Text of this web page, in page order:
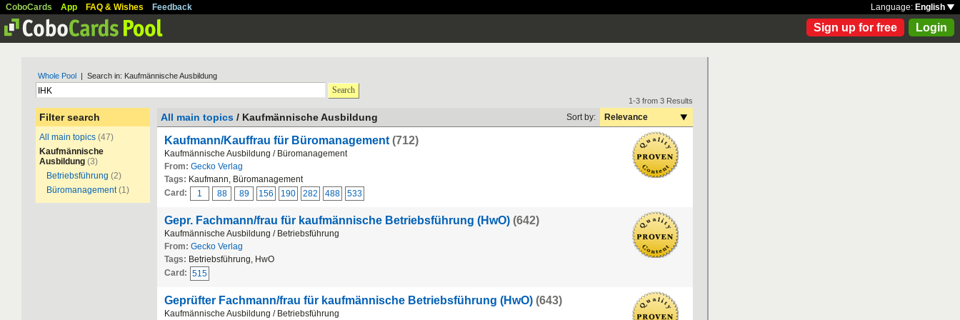
CoboCards App FAQ & Wishes Feedback Language: English
Sign up for free Login
Whole Pool | Search in: Kaufmännische Ausbildung
Search
Filter search
All main topics (47)
Kaufmännische
Ausbildung (3)
Betriebsführung (2)
Büromanagement (1)
1-3 from 3 Results
All main topics / Kaufmännische Ausbildung Sort by: Relevance
Kaufmann/Kauffrau für Büromanagement (712)
Kaufmännische Ausbildung / Büromanagement
From: Gecko Verlag
Tags: Kaufmann, Büromanagement
Card:
1 88 89 156 190 282 488 533
Gepr. Fachmann/frau für kaufmännische Betriebsführung (HwO) (642)
Kaufmännische Ausbildung / Betriebsführung
From: Gecko Verlag
Tags: Betriebsführung, HwO
Card: 515
Geprüfter Fachmann/frau für kaufmännische Betriebsführung (HwO) (643)
Kaufmännische Ausbildung / Betriebsführung